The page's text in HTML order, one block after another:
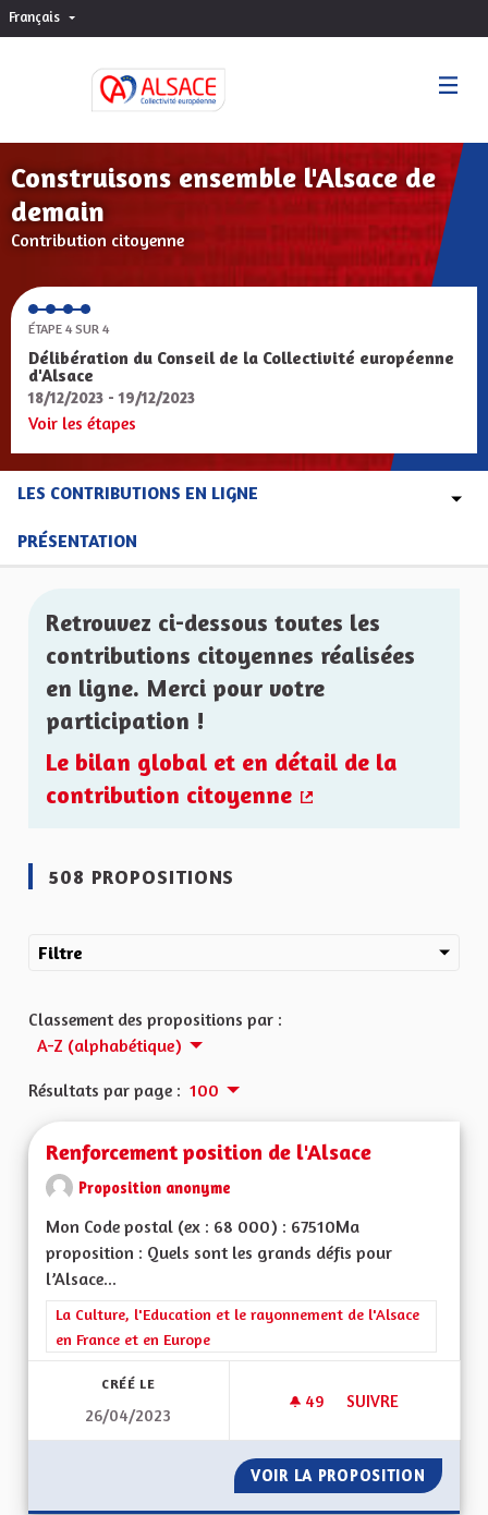
Français Choisir la langue
Construisons ensemble l'Alsace de
demain
Contribution citoyenne
ÉTAPE 4 SUR 4
Délibération du Conseil de la Collectivité européenne
d'Alsace
18/12/2023 - 19/12/2023
Voir les étapes
LES CONTRIBUTIONS EN LIGNE
PRÉSENTATION
Retrouvez ci-dessous toutes les
contributions citoyennes réalisées
en ligne. Merci pour votre
participation !
Le bilan global et en détail de la
contribution citoyenne
508 PROPOSITIONS
Filtre
Classement des propositions par :
A-Z (alphabétique)
Résultats par page : 100
Renforcement position de l'Alsace
Proposition anonyme
Mon Code postal (ex : 68 000) : 67510Ma
proposition : Quels sont les grands défis pour
l’Alsace...
Filtrer les résultats de la catégorie : La Culture, l'Education et
La Culture, l'Education et le rayonnement de l'Alsace
en France et en Europe
CRÉÉ LE
26/04/2023
49 49 ABONNÉS
SUIVRE
VOIR LA PROPOSITION